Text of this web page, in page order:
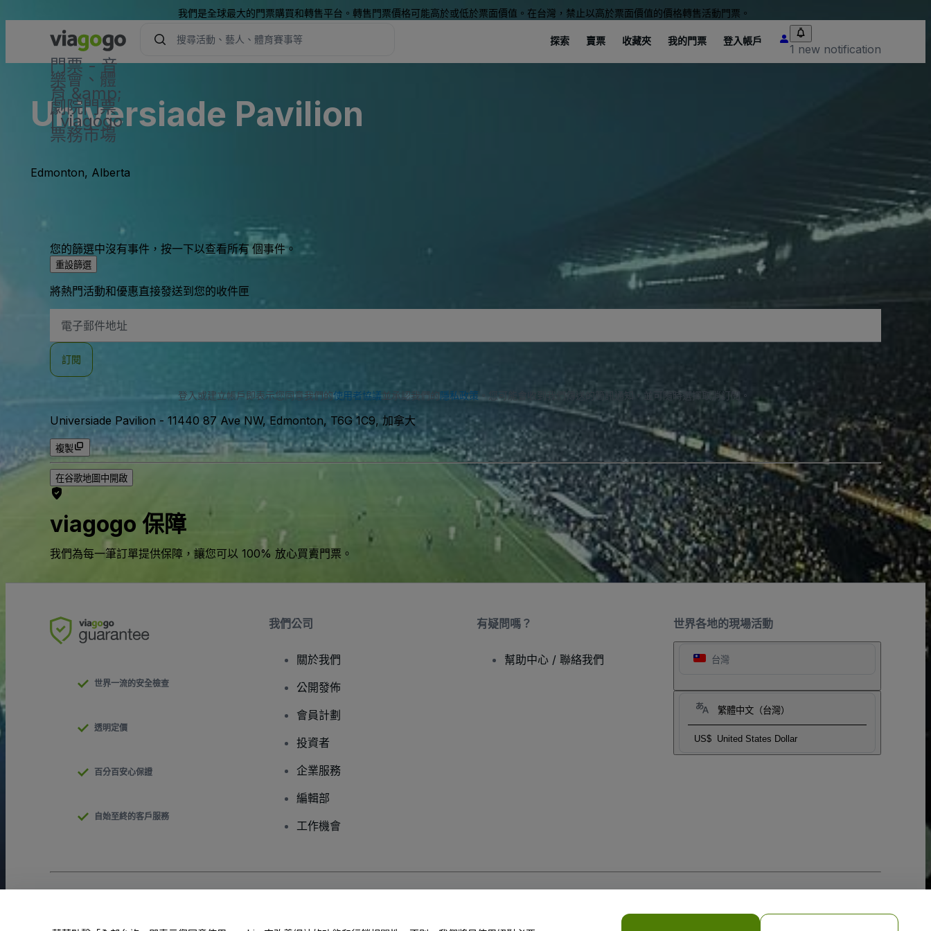
我們是全球最大的門票購買和轉售平台。轉售門票價格可能高於或低於票面價值。在台灣，禁止以高於票面價值的價格轉售活動門票。
門票 - 音
樂會、體
育 &amp;
劇院門票
| viagogo
票務市場
探索 賣票 收藏夾 我的門票 登入帳戶
1 new notification
Universiade Pavilion
Edmonton, Alberta
您的篩選中沒有事件，按一下以查看所有 個事件。
重設篩選
將熱門活動和優惠直接發送到您的收件匣
子
地
訂閱
登入或建立帳戶即表示您同意我們的使用者協議並承認我們的 隱私政策。您可能會收到我們傳送的簡訊通知，並可隨時選擇取消訂閱。
Universiade Pavilion - 11440 87 Ave NW, Edmonton, T6G 1C9, 加拿大
複製
在谷歌地圖中開啟
viagogo 保障
我們為每一筆訂單提供保障，讓您可以 100% 放心買賣門票。
世界各地的現場活動
台灣
繁體中文（台灣）
US$ United States Dollar
世界一流的安全檢查
透明定價
百分百安心保證
自始至終的客戶服務
我們公司
關於我們
公開發佈
會員計劃
投資者
企業服務
編輯部
工作機會
有疑問嗎？
幫助中心 / 聯絡我們